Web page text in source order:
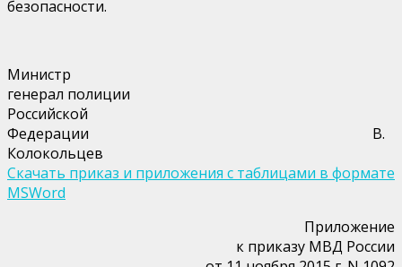
безопасности.
Министр
генерал полиции
Российской
Федерации В.
Колокольцев
Скачать приказ и приложения с таблицами в формате
MSWord
Приложение
к приказу МВД России